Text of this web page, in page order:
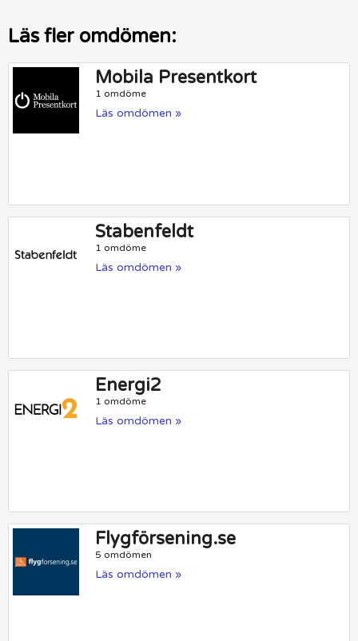
Läs fler omdömen:
Mobila Presentkort
1 omdöme
Läs omdömen »
Stabenfeldt
1 omdöme
Läs omdömen »
Energi2
1 omdöme
Läs omdömen »
Flygförsening.se
5 omdömen
Läs omdömen »